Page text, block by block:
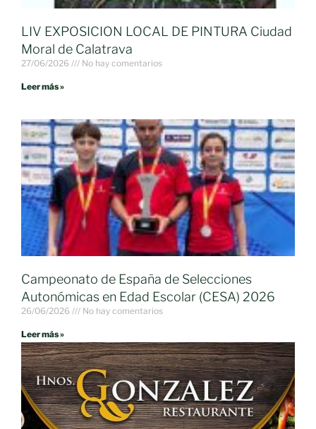
LIV EXPOSICION LOCAL DE PINTURA Ciudad
Moral de Calatrava
27/06/2026 No hay comentarios
Leer más »
Campeonato de España de Selecciones
Autonómicas en Edad Escolar (CESA) 2026
26/06/2026 No hay comentarios
Leer más »